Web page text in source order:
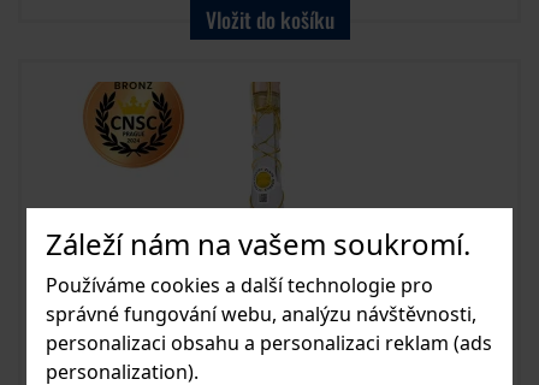
Záleží nám na vašem soukromí.
Používáme cookies a další technologie pro
správné fungování webu, analýzu návštěvnosti,
personalizaci obsahu a personalizaci reklam (ads
personalization).
Vložit do košíku